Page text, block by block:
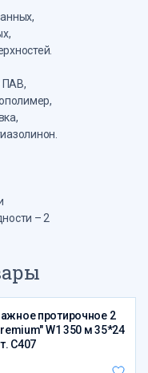
ПАВ,
– 2
протирочное 2
W1 350 м 35*24
С407